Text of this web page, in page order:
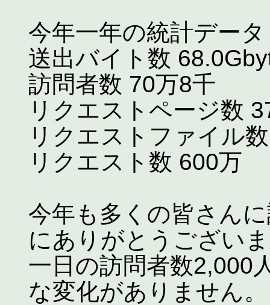
今年一年の統計データ
送出バイト数
訪問者数 70万8千
リクエストページ数
リクエストファイル
リクエスト数 600万
今年も多くの皆さん
にありがとうござい
一日の訪問者数2,000
な変化がありません。